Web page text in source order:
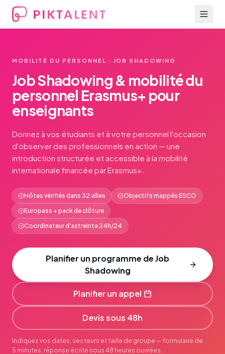
MOBILITÉ DU PERSONNEL · JOB SHADOWING
Job Shadowing & mobilité du
personnel Erasmus+ pour
enseignants
Donnez à vos étudiants et à votre personnel l'occasion
d'observer des professionnels en action — une
introduction structurée et accessible à la mobilité
internationale financée par Erasmus+.
Hôtes vérifiés dans 32 villes
Objectifs mappés ESCO
Europass + pack de clôture
Coordinateur d'astreinte 24h/24
Planifier un programme de Job
Shadowing
Planifier un appel
Devis sous 48h
Indiquez vos dates, secteurs et taille de groupe — formulaire de
5 minutes, réponse écrite sous 48 heures ouvrées.